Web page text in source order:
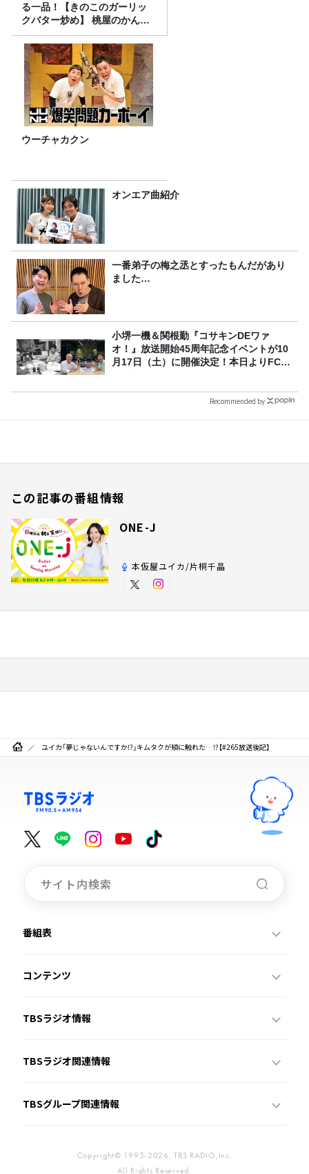
る一品！【きのこのガーリッ
クバター炒め】 桃屋のかんた
んレシピ
ウーチャカクン
オンエア曲紹介
一番弟子の梅之丞とすったもんだがあり
ました…
小堺一機＆関根勤『コサキンDEワァ
オ！』放送開始45周年記念イベントが10
月17日（土）に開催決定！本日よりFC先
Recommended by
この記事の番組情報
ONE-J
本仮屋ユイカ/片桐千晶
ユイカ「夢じゃないんですか⁉」キムタクが頬に触れた…⁉【#265放送後記】
番組表
コンテンツ
TBSラジオ情報
TBSラジオ関連情報
TBSグループ関連情報
Copyright© 1995-2026, TBS RADIO,Inc.
All Rights Reserved.